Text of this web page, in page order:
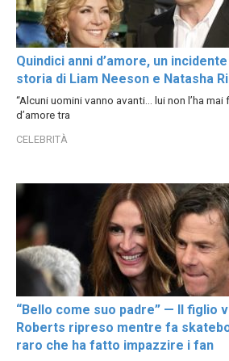
Quindici anni d’amore, un
storia di Liam Neeson e Natasha
“Alcuni uomini vanno avanti… lui non l’ha
d’amore tra
CELEBRITÀ
“Bello come suo padre” — Il figlio
Roberts ripreso mentre fa
raro che ha fatto impazzire i fan